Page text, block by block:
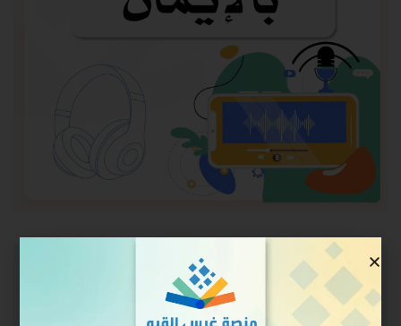
حالة الالتحاق
غير ملتحق